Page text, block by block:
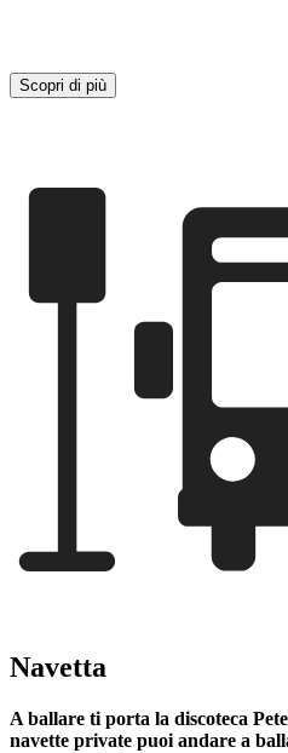
Scopri di più
Navetta
A ballare ti porta la discoteca
navette private puoi andare a